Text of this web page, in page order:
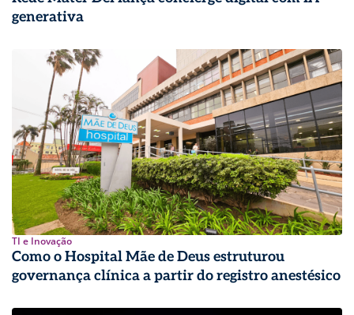
generativa
TI e Inovação
Como o Hospital Mãe de Deus estruturou
governança clínica a partir do registro anestésico